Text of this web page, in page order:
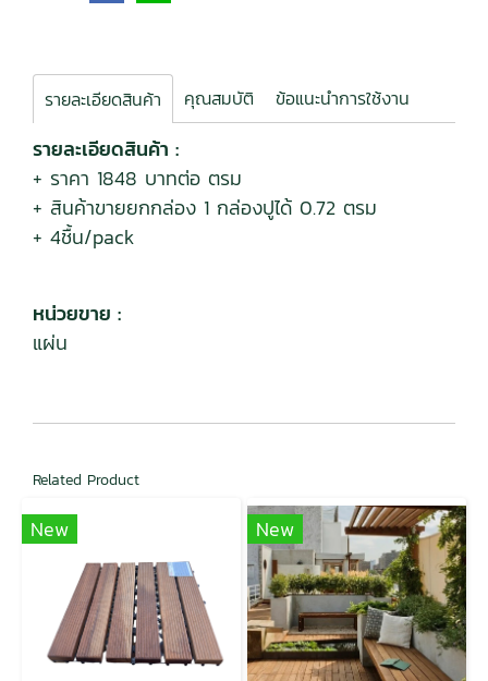
รายละเอียดสินค้า คุณสมบัติ ข้อแนะนำการใช้งาน
รายละเอียดสินค้า :
+ ราคา 1848 บาทต่อ ตรม
+ สินค้าขายยกกล่อง 1 กล่องปูได้ 0.72 ตรม
+ 4ชื้น/pack
หน่วยขาย :
แผ่น
Related Product
New New